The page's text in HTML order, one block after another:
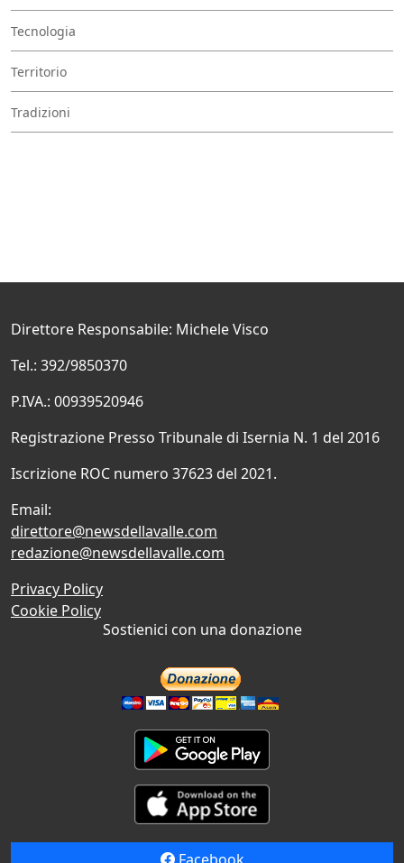
Tecnologia
Territorio
Tradizioni
Direttore Responsabile: Michele Visco
Tel.: 392/9850370
P.IVA.: 00939520946
Registrazione Presso Tribunale di Isernia N. 1 del 2016
Iscrizione ROC numero 37623 del 2021.
Email:
direttore@newsdellavalle.com
redazione@newsdellavalle.com
Privacy Policy
Cookie Policy
Sostienici con una donazione